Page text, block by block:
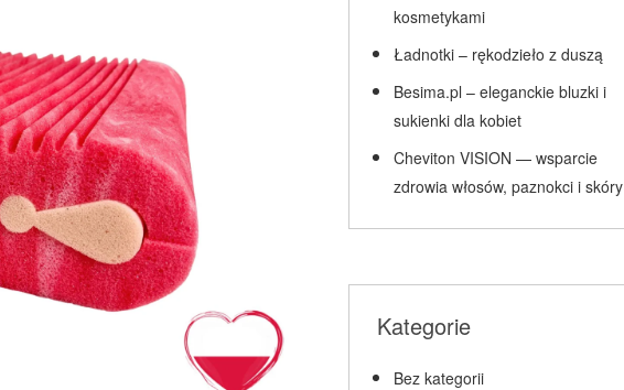
kosmetykami
Ładnotki – rękodzieło z duszą
Besima.pl – eleganckie bluzki i
sukienki dla kobiet
Cheviton VISION — wsparcie
zdrowia włosów, paznokci i skóry
Kategorie
Bez kategorii